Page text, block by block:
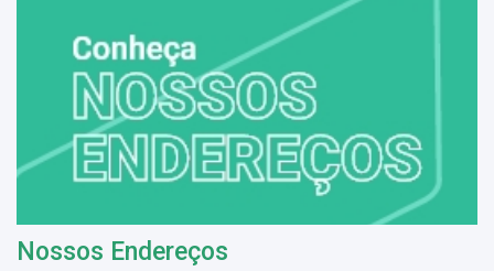
Nossos Endereços